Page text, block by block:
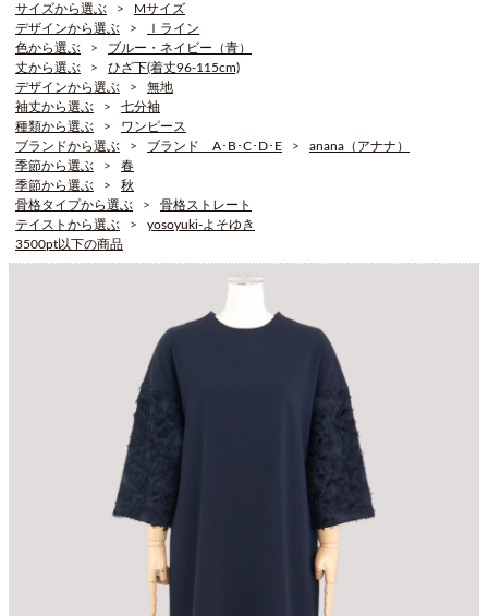
サイズから選ぶ
Mサイズ
デザインから選ぶ
Ｉライン
色から選ぶ
ブルー・ネイビー（青）
丈から選ぶ
ひざ下(着丈96-115cm)
デザインから選ぶ
無地
袖丈から選ぶ
七分袖
種類から選ぶ
ワンピース
ブランドから選ぶ
ブランド A･B･C･D･E
anana（アナナ）
季節から選ぶ
春
季節から選ぶ
秋
骨格タイプから選ぶ
骨格ストレート
テイストから選ぶ
yosoyuki-よそゆき
3500pt以下の商品